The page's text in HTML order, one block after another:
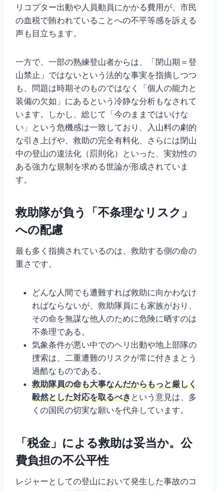
リコプター出動や人員動員にかかる費用が、市民
の血税で賄われていることへの不平等感を訴える
声も目立ちます。
一方で、一部の熟練登山者からは、「閉山期＝登
山禁止」ではないという法的な事実を指摘しつつ
も、問題は時期そのものではなく「個人の能力と
装備の欠如」にあるという冷静な分析もなされて
います。しかし、総じて「今のままではいけな
い」という危機感は一致しており、入山料の劇的
な引き上げや、救助の完全有料化、さらには閉山
中の登山の違法化（罰則化）といった、実効性の
ある強力な規制を求める世論が形成されていま
す。
救助隊が負う「不条理なリスク」
への配慮
最も多く指摘されているのは、救助する側の命の
重さです。
どんな人間でも遭難すれば救助に向かわなけ
ればならないが、救助隊員にも家族がおり、
その命を無謀な他人のために危険に晒すのは
不条理である。
気象条件が悪い中でのヘリ出動や地上部隊の
捜索は、二重遭難のリスクが常に付きまとう
過酷なものである。
救助隊員の命も大事なんだからもっと厳しく
毅然とした対応を取るべきという意見は、多
くの国民の切実な願いを代弁しています。
「税金」による救助は妥当か。公
費負担の不公平性
レジャーとしての登山において発生した事故のコ